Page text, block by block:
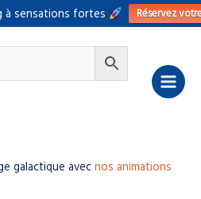
à sensations fortes Réservez
galactique avec nos animations